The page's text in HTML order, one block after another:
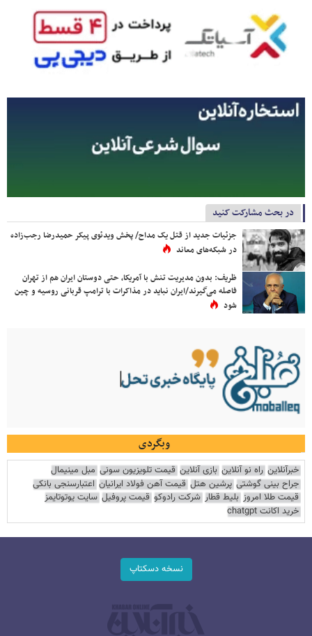
در بحث مشارکت کنید
جزئیات جدید از قتل یک مداح/ پخش ویدئوی پیکر حمیدرضا رجب‌زاده
در شبکه‌های معاند
ظریف: بدون مدیریت تنش با آمریکا، حتی دوستان ایران هم از تهران
فاصله می‌گیرند/ایران نباید در مذاکرات با ترامپ قربانی روسیه و چین
شود
وبگردی
خبرآنلاین راه نو آنلاین بازی آنلاین قیمت تلویزیون سونی مبل مینیمال
جراح بینی گوشتی پرشین هتل قیمت آهن فولاد ایرانیان اعتبارسنجی بانکی
قیمت طلا امروز بلیط قطار شرکت رادوکو قیمت پروفیل سایت یوتوتایمز
خرید اکانت chatgpt
نسخه دسکتاپ